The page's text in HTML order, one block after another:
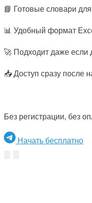
📘 Готовые словари для
📊 Удобный формат
🚀 Подходит даже если
📥 Доступ сразу после
Без регистрации, без
Начать бесплатно